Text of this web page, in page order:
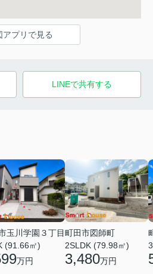
アプリで見る
LINEで共有する
玉川学園３丁目
(91.66㎡)
万円
町田市図師町
2SLDK (79.98㎡)
3,480万円